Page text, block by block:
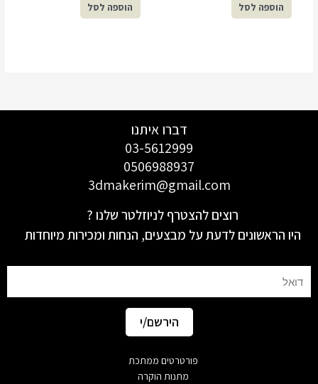
הוספה לסל הוספה לסל
דברו איתנו
03-5612999
0506988937
3dmakerim@gmail.com
רוצים להצטרף לניוזלטר שלנו ?
היו הראשונים לדעת על מבצעים, הנחות ומכירות מיוחדות
הירשם/י
פורטרטים ממתכת
מתנות הוקרה